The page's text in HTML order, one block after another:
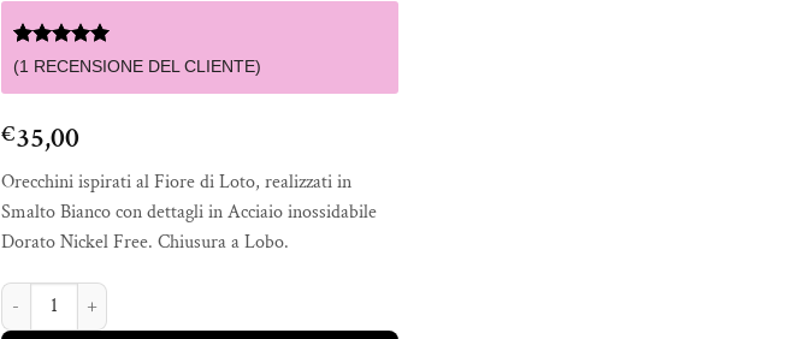
Valutato5
su 5 su
base di
1
(1 RECENSIONE DEL CLIENTE)
€35,00
Orecchini ispirati al Fiore di Loto, realizzati in
Smalto Bianco con dettagli in Acciaio inossidabile
Dorato Nickel Free. Chiusura a Lobo.
ORECCHINI STELLA DI LOTO quantità